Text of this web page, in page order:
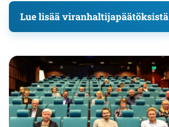
Lue lisää viranhaltijapäätöksistä